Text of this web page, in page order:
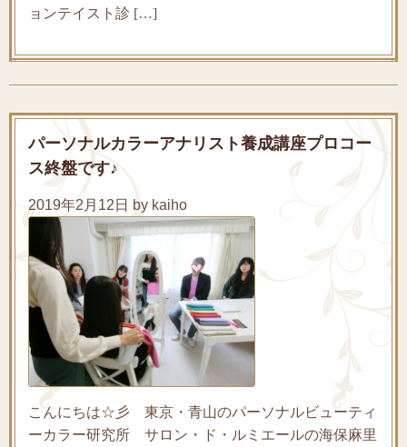
ョンテイスト診 […]
パーソナルカラーアナリスト養成講座プロコー
ス終盤です♪
2019年2月12日 by kaiho
こんにちは☆彡 東京・青山のパーソナルビューティ
ーカラー研究所 サロン・ド・ルミエールの海保麻里